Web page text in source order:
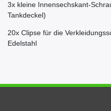
3x kleine Innensechskant-
Tankdeckel)
20x Clipse für die
Edelstahl